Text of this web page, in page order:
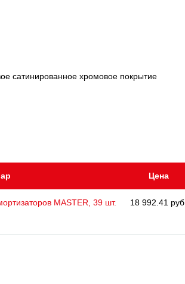
сатинированное хромовое покрытие
Цена
MASTER, 39 шт. 18 992.41 руб.